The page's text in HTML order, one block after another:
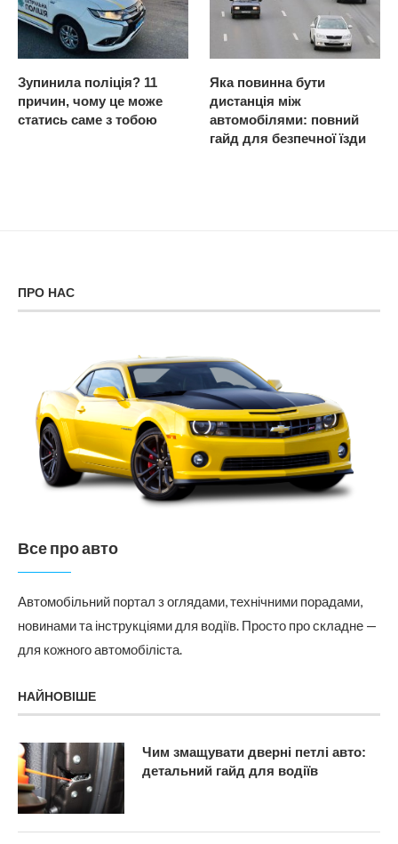
Зупинила поліція? 11
причин, чому це може
статись саме з тобою
Яка повинна бути
дистанція між
автомобілями: повний
гайд для безпечної їзди
ПРО НАС
Все про авто
Автомобільний портал з оглядами, технічними порадами,
новинами та інструкціями для водіїв. Просто про складне —
для кожного автомобіліста.
НАЙНОВІШЕ
Чим змащувати дверні петлі авто:
детальний гайд для водіїв